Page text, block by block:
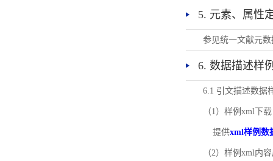
5. 元素、属性
参见统一文献元
6. 数据描述样
6.1 引文描述数据
（1）样例xml下载
提供xml样例数
（2）样例xml内